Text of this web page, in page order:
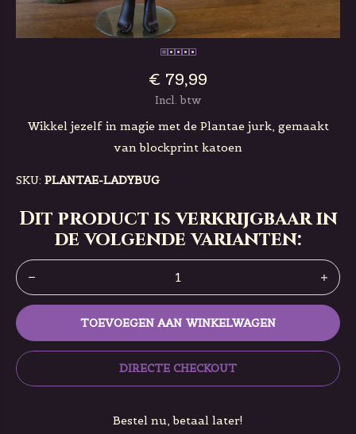
€ 79,99
Incl. btw
Wikkel jezelf in magie met de Plantae jurk, gemaakt
van blockprint katoen
SKU: PLANTAE-LADYBUG
Dit product is verkrijgbaar in
de volgende varianten:
TOEVOEGEN AAN WINKELWAGEN
DIRECTE CHECKOUT
Bestel nu, betaal later!